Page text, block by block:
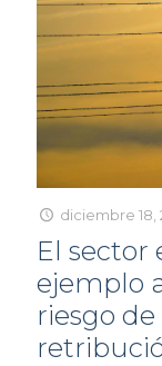
diciembre 18,
El sector
ejemplo
riesgo